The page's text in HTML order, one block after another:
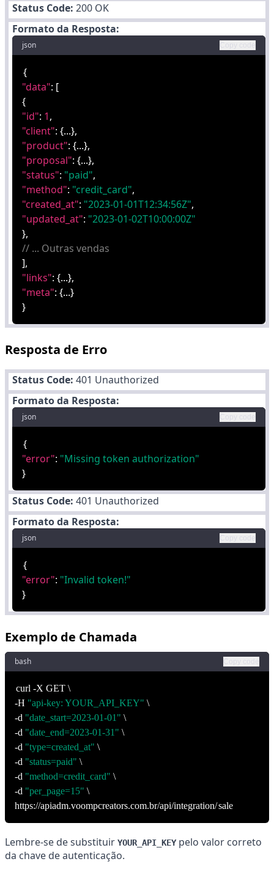
Status Code: 200 OK
Formato da Resposta:
json
{
"data": [
{
"id": 1,
"client": {...},
"product": {...},
"proposal": {...},
"status": "paid",
"method": "credit_card",
"created_at": "2023-01-01T12:34:56Z",
"updated_at": "2023-01-02T10:00:00Z"
},
// ... Outras vendas
],
"links": {...},
"meta": {...}
}
Resposta de Erro
Status Code: 401 Unauthorized
Formato da Resposta:
json
{
"error": "Missing token authorization"
}
Status Code: 401 Unauthorized
Formato da Resposta:
json
{
"error": "Invalid token!"
}
Exemplo de Chamada
bash
curl -X GET \
-H "api-key: YOUR_API_KEY" \
-d "date_start=2023-01-01" \
-d "date_end=2023-01-31" \
-d "type=created_at" \
-d "status=paid" \
-d "method=credit_card" \
-d "per_page=15" \
https://apiadm.voompcreators.com.br/api/integration/sale
Lembre-se de substituir YOUR_API_KEYpelo valor correto
da chave de autenticação.